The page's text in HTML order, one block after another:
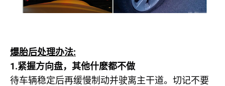
爆胎后处理办法:
1.紧握方向盘，其他什麽都不做
待车辆稳定后再缓慢制动并驶离主干道。切记不要